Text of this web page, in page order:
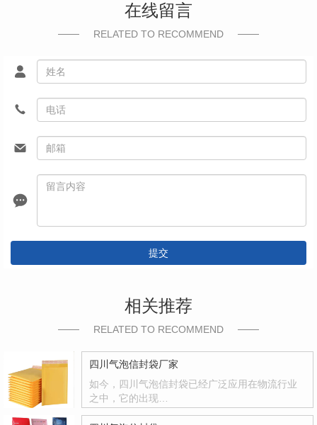
在线留言
RELATED TO RECOMMEND
提交
相关推荐
RELATED TO RECOMMEND
四川气泡信封袋厂家
如今，四川气泡信封袋已经广泛应用在物流行业
之中，它的出现…